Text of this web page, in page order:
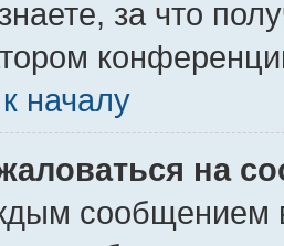
за что
началу
на
сообщением